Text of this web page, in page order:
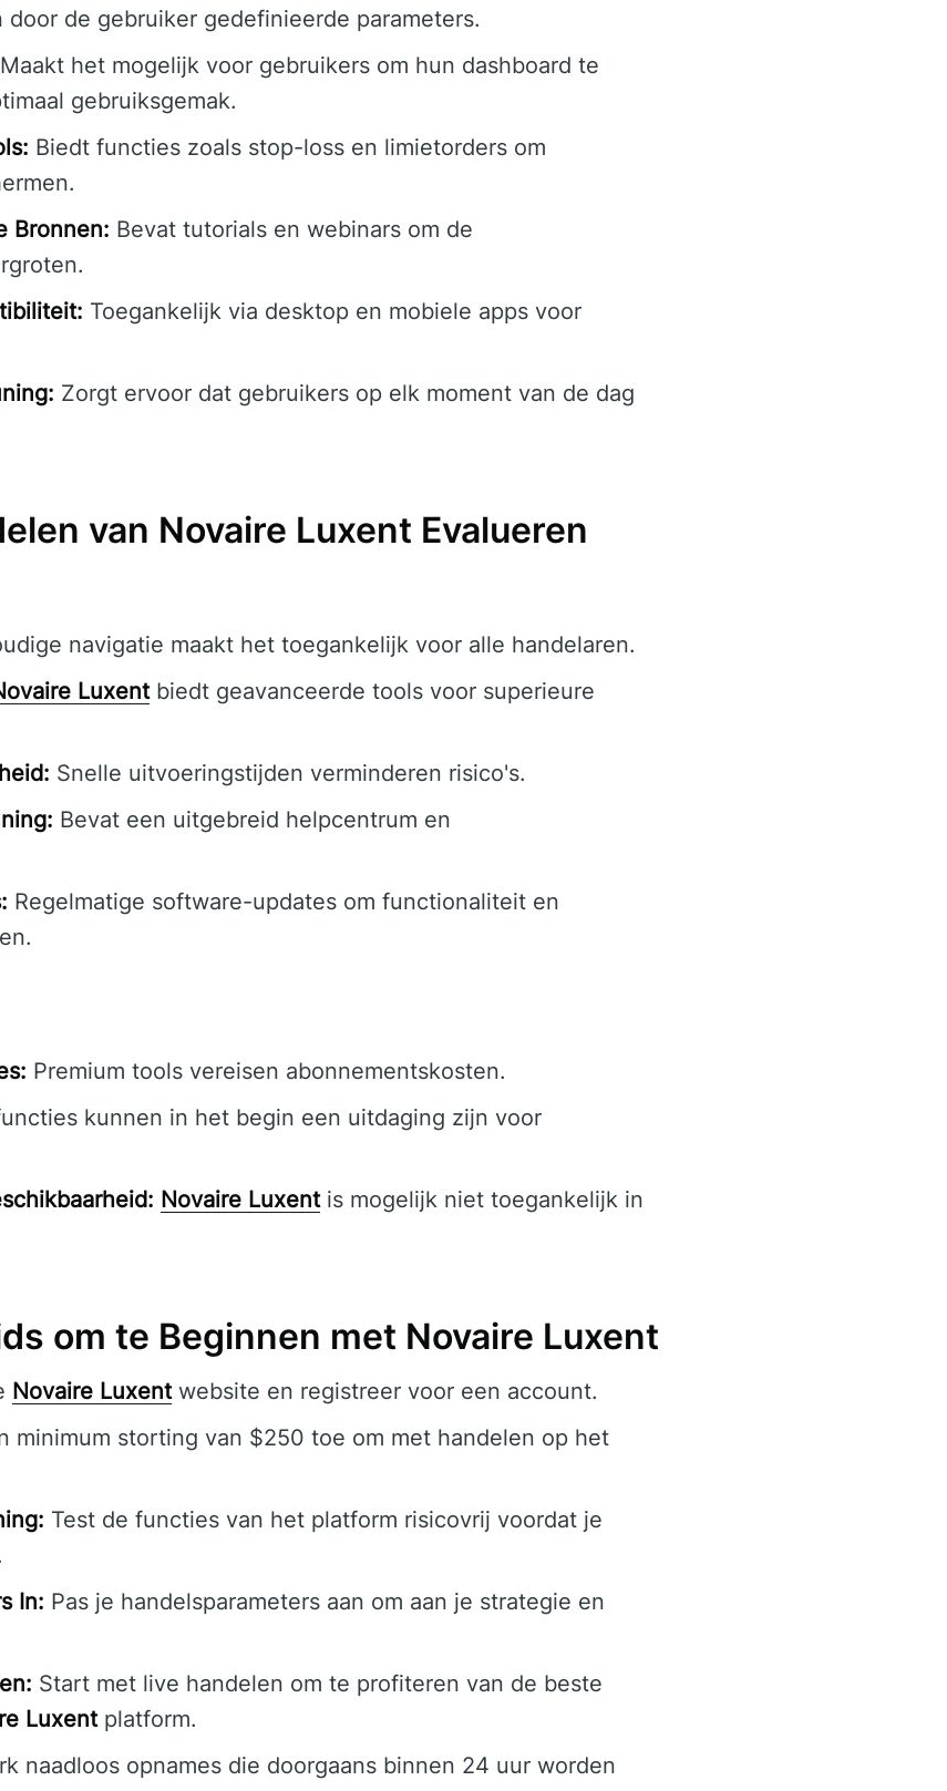
de gebruiker gedefinieerde parameters.
Maakt het mogelijk voor gebruikers om hun dashboard te
gebruiksgemak.
Biedt functies zoals stop-loss en limietorders om
Bronnen: Bevat tutorials en webinars om de
Toegankelijk via desktop en mobiele apps voor
Zorgt ervoor dat gebruikers op elk moment van de dag
van Novaire Luxent Evalueren
navigatie maakt het toegankelijk voor alle handelaren.
Luxentbiedt geavanceerde tools voor superieure
Snelle uitvoeringstijden verminderen risico's.
Bevat een uitgebreid helpcentrum en
Regelmatige software-updates om functionaliteit en
Premium tools vereisen abonnementskosten.
kunnen in het begin een uitdaging zijn voor
Novaire Luxentis mogelijk niet toegankelijk in
om te Beginnen met Novaire Luxent
Novaire Luxentwebsite en registreer voor een account.
minimum storting van $250 toe om met handelen op het
Test de functies van het platform risicovrij voordat je
In: Pas je handelsparameters aan om aan je strategie en
Start met live handelen om te profiteren van de beste
Luxentplatform.
naadloos opnames die doorgaans binnen 24 uur worden